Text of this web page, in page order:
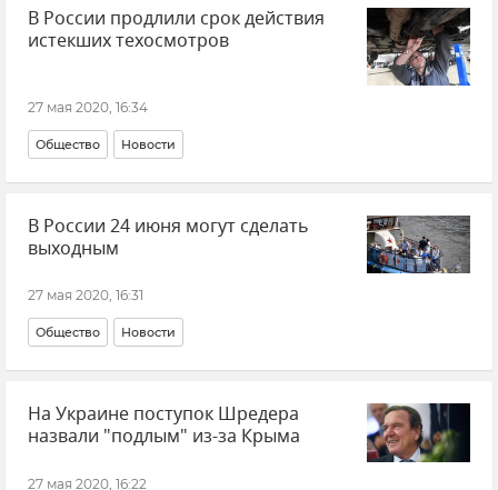
В России продлили срок действия
истекших техосмотров
27 мая 2020, 16:34
Общество Новости
В России 24 июня могут сделать
выходным
27 мая 2020, 16:31
Общество Новости
На Украине поступок Шредера
назвали "подлым" из-за Крыма
27 мая 2020, 16:22